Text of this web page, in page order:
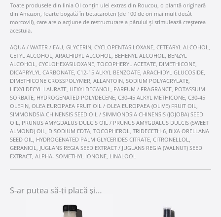
Toate produsele din linia OI conțin ulei extras din Roucou, o plantă originară
din Amazon, foarte bogată în betacaroten (de 100 de ori mai mult decât
morcovii), care are o acțiune de restructurare a părului și stimulează creșterea
acestuia.
AQUA / WATER / EAU, GLYCERIN, CYCLOPENTASILOXANE, CETEARYL ALCOHOL,
CETYL ALCOHOL, ARACHIDYL ALCOHOL, BEHENYL ALCOHOL, BENZYL
ALCOHOL, CYCLOHEXASILOXANE, TOCOPHERYL ACETATE, DIMETHICONE,
DICAPRYLYL CARBONATE, C12-15 ALKYL BENZOATE, ARACHIDYL GLUCOSIDE,
DIMETHICONE CROSSPOLYMER, ALLANTOIN, SODIUM POLYACRYLATE,
HEXYLDECYL LAURATE, HEXYLDECANOL, PARFUM / FRAGRANCE, POTASSIUM
SORBATE, HYDROGENATED POLYDECENE, C30-45 ALKYL METHICONE, C30-45
OLEFIN, OLEA EUROPAEA FRUIT OIL / OLEA EUROPAEA (OLIVE) FRUIT OIL,
SIMMONDSIA CHINENSIS SEED OIL / SIMMONDSIA CHINENSIS (JOJOBA) SEED
OIL, PRUNUS AMYGDALUS DULCIS OIL / PRUNUS AMYGDALUS DULCIS (SWEET
ALMOND) OIL, DISODIUM EDTA, TOCOPHEROL, TRIDECETH-6, BIXA ORELLANA
SEED OIL, HYDROGENATED PALM GLYCERIDES CITRATE, CITRONELLOL,
GERANIOL, JUGLANS REGIA SEED EXTRACT / JUGLANS REGIA (WALNUT) SEED
EXTRACT, ALPHA-ISOMETHYL IONONE, LINALOOL
S-ar putea să-ți placă și…